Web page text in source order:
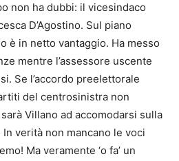
non ha dubbi: il vicesindaco
D’Agostino. Sul piano
è in netto vantaggio. Ha messo
mentre l’assessore uscente
Se l’accordo preelettorale
del centrosinistra non
Villano ad accomodarsi sulla
verità non mancano le voci
Ma veramente ‘o fa’ un